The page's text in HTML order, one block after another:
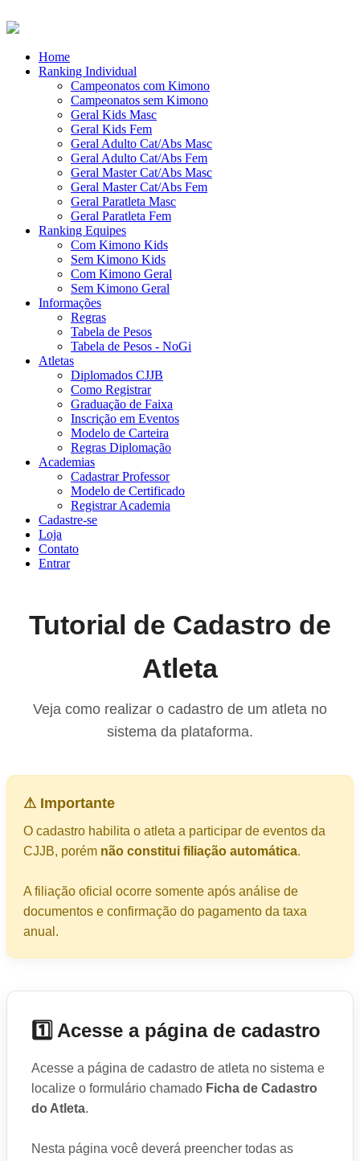
Home
Ranking Individual
Campeonatos com Kimono
Campeonatos sem Kimono
Geral Kids Masc
Geral Kids Fem
Geral Adulto Cat/Abs Masc
Geral Adulto Cat/Abs Fem
Geral Master Cat/Abs Masc
Geral Master Cat/Abs Fem
Geral Paratleta Masc
Geral Paratleta Fem
Ranking Equipes
Com Kimono Kids
Sem Kimono Kids
Com Kimono Geral
Sem Kimono Geral
Informações
Regras
Tabela de Pesos
Tabela de Pesos - NoGi
Atletas
Diplomados CJJB
Como Registrar
Graduação de Faixa
Inscrição em Eventos
Modelo de Carteira
Regras Diplomação
Academias
Cadastrar Professor
Modelo de Certificado
Registrar Academia
Cadastre-se
Loja
Contato
Entrar
Tutorial de Cadastro de
Atleta
Veja como realizar o cadastro de um atleta no
sistema da plataforma.
⚠ Importante
O cadastro habilita o atleta a participar de eventos da
CJJB, porém não constitui filiação automática.
A filiação oficial ocorre somente após análise de
documentos e confirmação do pagamento da taxa
anual.
1️⃣ Acesse a página de cadastro
Acesse a página de cadastro de atleta no sistema e
localize o formulário chamado Ficha de Cadastro
do Atleta.
Nesta página você deverá preencher todas as